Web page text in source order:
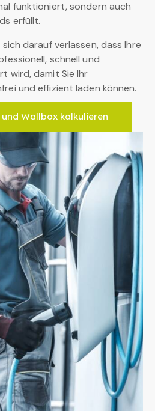
funktioniert, sondern auch
erfüllt.
darauf verlassen, dass Ihre
schnell und
wird, damit Sie Ihr
und effizient laden können.
Wallbox kalkulieren